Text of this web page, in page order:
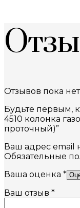
Отзывов пока
Будьте первым,
4510 колонка
проточный)”
Ваш адрес email
Обязательные
Ваша оценка *
Ваш отзыв *